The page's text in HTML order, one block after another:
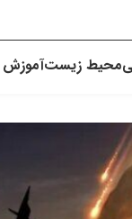
محیط زیستآموزش